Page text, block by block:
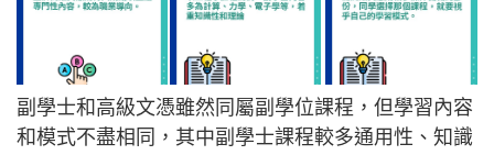
副學士和高級文憑雖然同屬副學位課程，但學習內容
和模式不盡相同，其中副學士課程較多通用性、知識